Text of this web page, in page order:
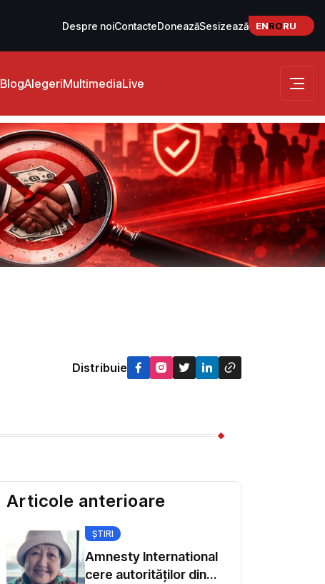
Despre noiContacteDoneazăSesizează ENRORU
BlogAlegeriMultimediaLive
Distribuie
Articole anterioare
ȘTIRI
Amnesty International
cere autorităților din